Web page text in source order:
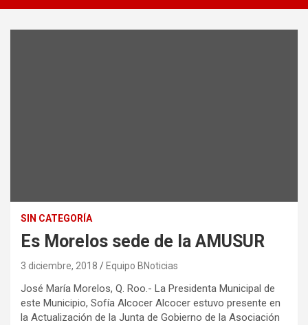
SIN CATEGORÍA
Es Morelos sede de la AMUSUR
3 diciembre, 2018 Equipo BNoticias
José María Morelos, Q. Roo.- La Presidenta Municipal de
este Municipio, Sofía Alcocer Alcocer estuvo presente en
la Actualización de la Junta de Gobierno de la Asociación